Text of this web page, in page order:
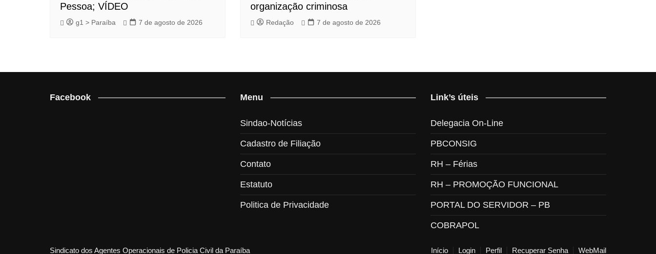
Pessoa; VÍDEO
g1 > Paraíba 7 de agosto de 2026
organização criminosa
Redação 7 de agosto de 2026
Facebook Menu
Sindao-Notícias
Cadastro de Filiação
Contato
Estatuto
Politica de Privacidade
Link’s úteis
Delegacia On-Line
PBCONSIG
RH – Férias
RH – PROMOÇÃO FUNCIONAL
PORTAL DO SERVIDOR – PB
COBRAPOL
Sindicato dos Agentes Operacionais de Policia Civil da Paraíba Início Login Perfil Recuperar Senha WebMail